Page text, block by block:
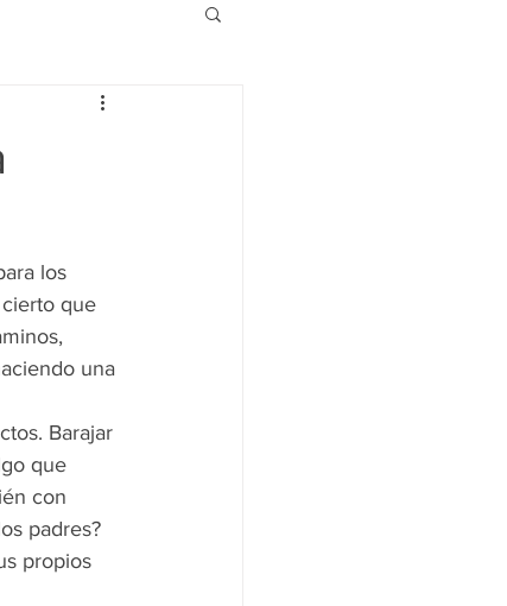
los
que
una
Barajar
que
con
padres?
propios